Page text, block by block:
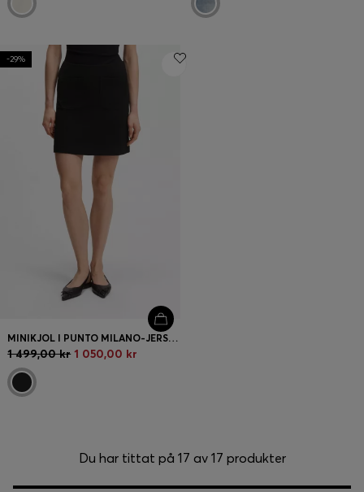
-29%
MINIKJOL I PUNTO MILANO-JERSEY MED FICKOR FRAM
1 499,00 kr 1 050,00 kr
Du har tittat på 17 av 17 produkter